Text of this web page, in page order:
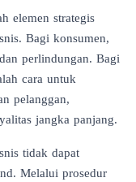
elemen strategis
Bagi konsumen,
perlindungan. Bagi
cara untuk
pelanggan,
jangka panjang.
tidak dapat
Melalui prosedur